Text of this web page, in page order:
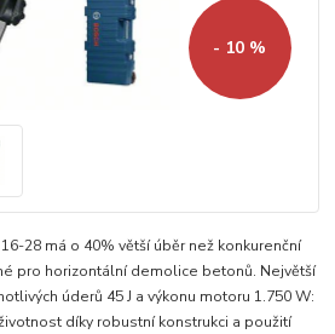
- 10 %
28 má o 40% větší úběr než konkurenční
pro horizontální demolice betonů. Největší
úderů 45 J a výkonu motoru 1.750 W:
díky robustní konstrukci a použití